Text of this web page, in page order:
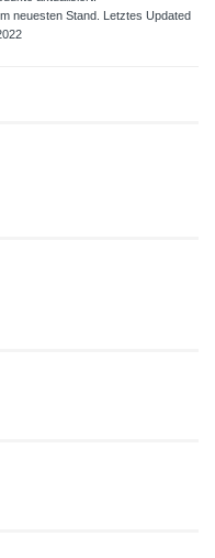
neuesten Stand. Letztes Updated